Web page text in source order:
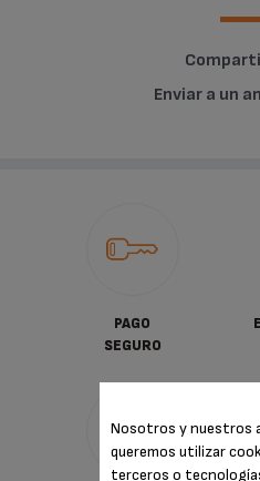
Enviar a un
PAGO
SEGURO
Nosotros y nuestros
queremos utilizar
terceros o